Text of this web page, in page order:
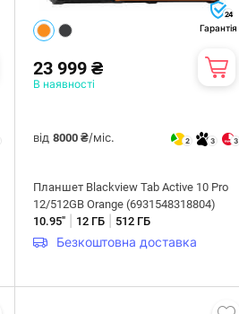
24
Гарантія
23 999 ₴
В наявності
від8000 ₴/міс. 2 3 3
Планшет Blackview Tab Active 10 Pro
12/512GB Orange (6931548318804)
10.95"
12 ГБ 512 ГБ
Безкоштовна доставка